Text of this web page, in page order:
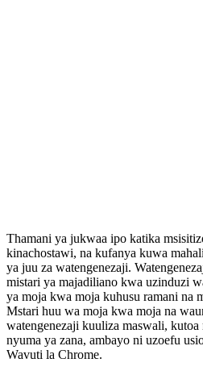
Thamani ya jukwaa ipo katika
kinachostawi, na kufanya kuwa
ya juu za watengenezaji.
mistari ya majadiliano kwa uzinduzi
ya moja kwa moja kuhusu ramani na
Mstari huu wa moja kwa moja na
watengenezaji kuuliza maswali,
nyuma ya zana, ambayo ni uzoefu
Wavuti la Chrome.